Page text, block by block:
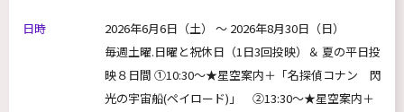
日時 2026年6月6日 （土） ～ 2026年8月30日 （日）
毎週土曜.日曜と祝休日（1日3回投映）＆ 夏の平日投
映８日間 ①10:30～★星空案内＋「名探偵コナン 閃
光の宇宙船(ペイロード)」 ②13:30～★星空案内＋